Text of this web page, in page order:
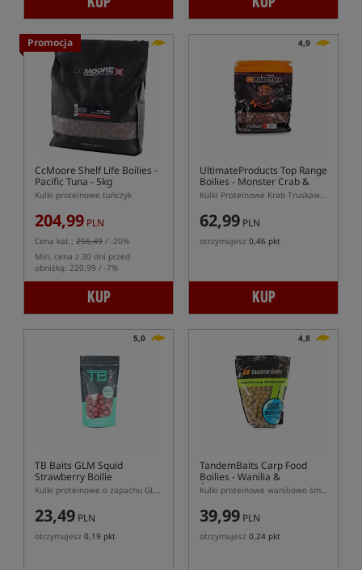
Promocja 5,0
CcMoore Shelf Life Boilies -
Pacific Tuna - 5kg
Kulki proteinowe tuńczyk
204,99 PLN
Cena kat.: 256,49 / -20%
Min. cena z 30 dni przed
obniżką: 220.99 / -7%
KUP
4,9
UltimateProducts Top Range
Boilies - Monster Crab &
Strawberry
Kulki Proteinowe Krab Truskawka
62,99 PLN
otrzymujesz 0,46 pkt
KUP
5,0
TB Baits GLM Squid
Strawberry Boilie
Kulki proteinowe o zapachu GLM, truskawka i kałamarnica
23,49 PLN
otrzymujesz 0,19 pkt
4,8
TandemBaits Carp Food
Boilies - Wanilia &
Śmietanka
Kulki proteinowe waniliowo śmietankowe
39,99 PLN
otrzymujesz 0,24 pkt